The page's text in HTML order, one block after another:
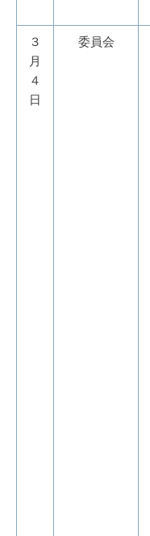
３
月
４
日
委員会